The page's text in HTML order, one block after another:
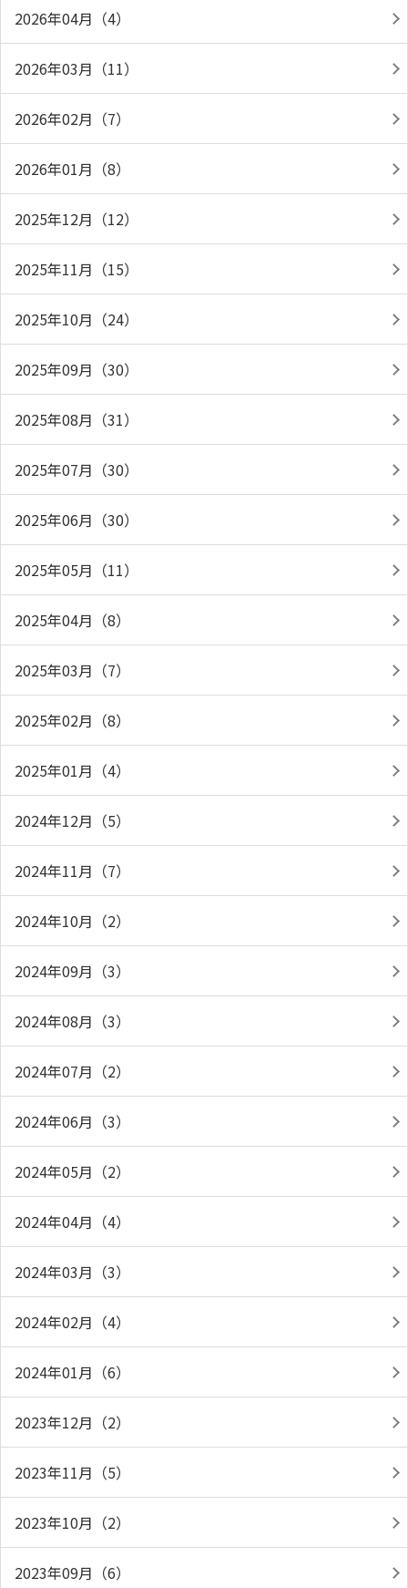
2026年04月（4）
2026年03月（11）
2026年02月（7）
2026年01月（8）
2025年12月（12）
2025年11月（15）
2025年10月（24）
2025年09月（30）
2025年08月（31）
2025年07月（30）
2025年06月（30）
2025年05月（11）
2025年04月（8）
2025年03月（7）
2025年02月（8）
2025年01月（4）
2024年12月（5）
2024年11月（7）
2024年10月（2）
2024年09月（3）
2024年08月（3）
2024年07月（2）
2024年06月（3）
2024年05月（2）
2024年04月（4）
2024年03月（3）
2024年02月（4）
2024年01月（6）
2023年12月（2）
2023年11月（5）
2023年10月（2）
2023年09月（6）